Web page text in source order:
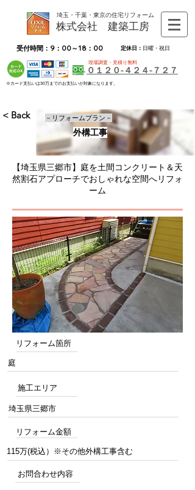
埼玉・千葉・東京の住宅リフォーム
株式会社 建築工房
受付時間：9：00～18：00 定休日： 日曜・祝日
現場調査・見積り無料
０１２０-４２４-７２７
※カード支払いは30万までのお支払いが対象になります。
< Back
外構工事
－リフォームプラン－
【埼玉県三郷市】庭を土間コンクリート＆天
然割石アプローチでおしゃれな空間へリフォ
ーム
リフォーム箇所
庭
施工エリア
埼玉県三郷市
リフォーム金額
115万(税込）※その他外構工事含む
お問合わせ内容